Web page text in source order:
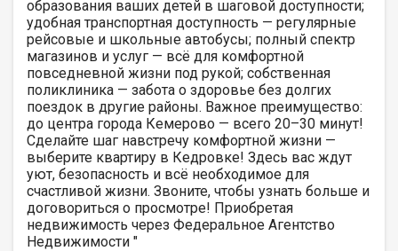
образования ваших детей в шаговой доступности;
удобная транспортная доступность — регулярные
рейсовые и школьные автобусы; полный спектр
магазинов и услуг — всё для комфортной
повседневной жизни под рукой; собственная
поликлиника — забота о здоровье без долгих
поездок в другие районы. Важное преимущество:
до центра города Кемерово — всего 20–30 минут!
Сделайте шаг навстречу комфортной жизни —
выберите квартиру в Кедровке! Здесь вас ждут
уют, безопасность и всё необходимое для
счастливой жизни. Звоните, чтобы узнать больше и
договориться о просмотре! Приобретая
недвижимость через Федеральное Агентство
Недвижимости "